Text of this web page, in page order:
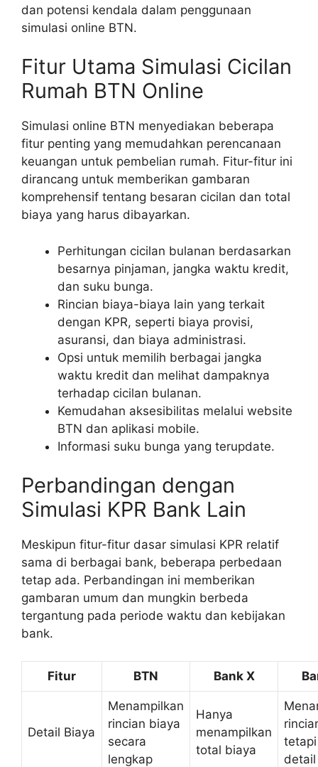
dan potensi kendala dalam penggunaan
simulasi online BTN.
Fitur Utama Simulasi Cicilan
Rumah BTN Online
Simulasi online BTN menyediakan beberapa
fitur penting yang memudahkan perencanaan
keuangan untuk pembelian rumah. Fitur-fitur ini
dirancang untuk memberikan gambaran
komprehensif tentang besaran cicilan dan total
biaya yang harus dibayarkan.
Perhitungan cicilan bulanan berdasarkan
besarnya pinjaman, jangka waktu kredit,
dan suku bunga.
Rincian biaya-biaya lain yang terkait
dengan KPR, seperti biaya provisi,
asuransi, dan biaya administrasi.
Opsi untuk memilih berbagai jangka
waktu kredit dan melihat dampaknya
terhadap cicilan bulanan.
Kemudahan aksesibilitas melalui website
BTN dan aplikasi mobile.
Informasi suku bunga yang terupdate.
Perbandingan dengan
Simulasi KPR Bank Lain
Meskipun fitur-fitur dasar simulasi KPR relatif
sama di berbagai bank, beberapa perbedaan
tetap ada. Perbandingan ini memberikan
gambaran umum dan mungkin berbeda
tergantung pada periode waktu dan kebijakan
bank.
Fitur BTN Bank X
Detail Biaya
Menampilkan
rincian biaya
secara
lengkap
Hanya
menampilkan
total biaya
detail